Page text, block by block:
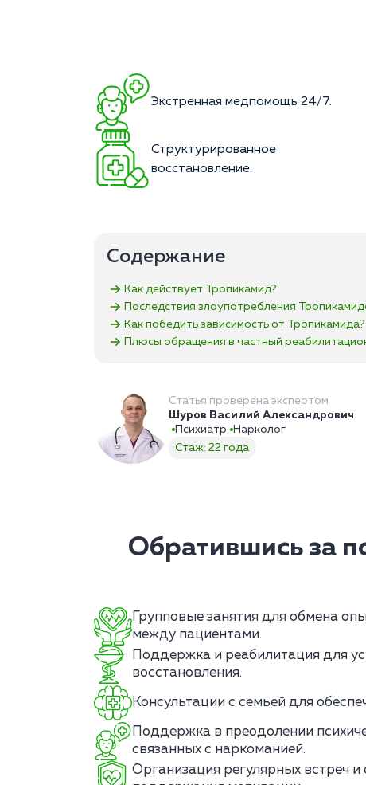
Экстренная медпомощь 24/7.
Структурированное
восстановление.
Содержание
Как действует Тропикамид?
Последствия злоупотребления
Как победить зависимость от Тропикамида?
Плюсы обращения в частный
Статья проверена экспертом
Шуров Василий Александрович
Психиатр
Нарколог
Стаж: 22 года
Обратившись за
Групповые занятия для обмена
между пациентами.
Поддержка и реабилитация для
восстановления.
Консультации с семьей для
Поддержка в преодолении
связанных с наркоманией.
Организация регулярных встреч